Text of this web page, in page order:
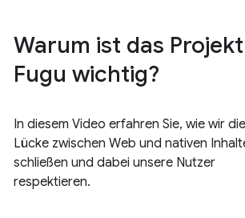
Warum ist das Projekt
Fugu wichtig?
In diesem Video erfahren Sie, wie wir die
Lücke zwischen Web und nativen
schließen und dabei unsere Nutzer
respektieren.